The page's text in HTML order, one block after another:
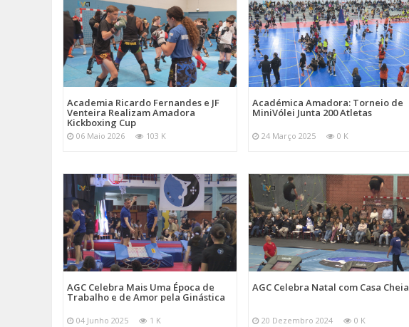
Academia Ricardo Fernandes e JF
Venteira Realizam Amadora
Kickboxing Cup
06 Maio 2026 103 K
Académica Amadora: Torneio de
MiniVólei Junta 200 Atletas
24 Março 2025 0 K
AGC Celebra Mais Uma Época de
Trabalho e de Amor pela Ginástica
04 Junho 2025 1 K
AGC Celebra Natal com Casa Cheia
20 Dezembro 2024 0 K